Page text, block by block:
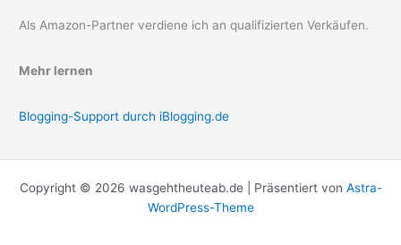
Als Amazon-Partner verdiene ich an qualifizierten Verkäufen.
Mehr lernen
Blogging-Support durch iBlogging.de
Copyright © 2026 wasgehtheuteab.de | Präsentiert von Astra-
WordPress-Theme